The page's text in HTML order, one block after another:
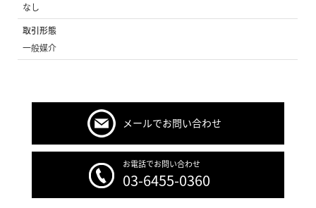
なし
取引形態
一般媒介
メールでお問い合わせ
お電話でお問い合わせ
03-6455-0360